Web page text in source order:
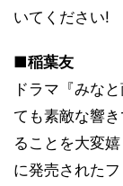
いてください!
■稲葉友
ドラマ『みな
ても素敵な響
ることを大変
に発売された